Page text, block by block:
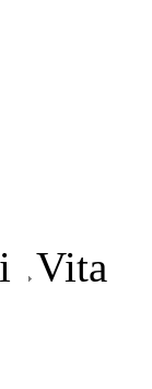
Vita